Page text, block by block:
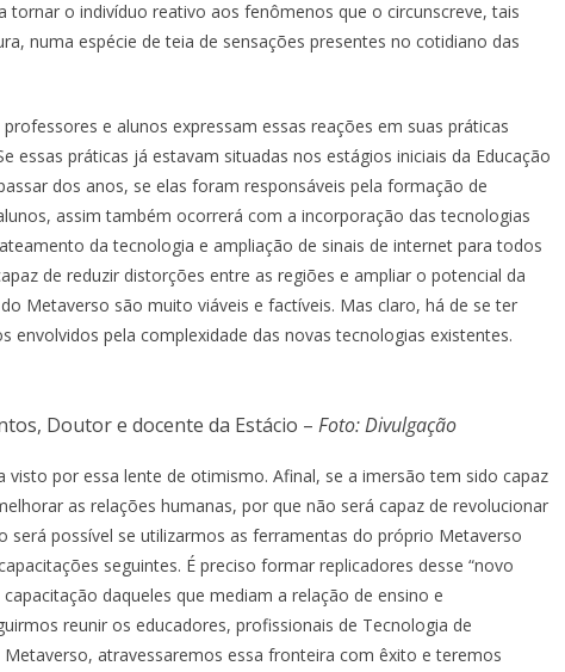
tornar o indivíduo reativo aos fenômenos que o circunscreve, tais
numa espécie de teia de sensações presentes no cotidiano das
e alunos expressam essas reações em suas práticas
essas práticas já estavam situadas nos estágios iniciais da Educação
dos anos, se elas foram responsáveis pela formação de
assim também ocorrerá com a incorporação das tecnologias
da tecnologia e ampliação de sinais de internet para todos
de reduzir distorções entre as regiões e ampliar o potencial da
Metaverso são muito viáveis e factíveis. Mas claro, há de se ter
envolvidos pela complexidade das novas tecnologias existentes.
Doutor e docente da Estácio – Foto: Divulgação
por essa lente de otimismo. Afinal, se a imersão tem sido capaz
as relações humanas, por que não será capaz de revolucionar
será possível se utilizarmos as ferramentas do próprio Metaverso
seguintes. É preciso formar replicadores desse “novo
daqueles que mediam a relação de ensino e
reunir os educadores, profissionais de Tecnologia de
atravessaremos essa fronteira com êxito e teremos